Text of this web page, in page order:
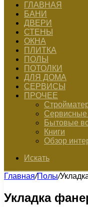
ГЛАВНАЯ
БАНИ
ДВЕРИ
СТЕНЫ
ОКНА
ПЛИТКА
ПОЛЫ
ПОТОЛКИ
ДЛЯ ДОМА
СЕРВИСЫ
ПРОЧЕЕ
Бытовые
Книги
Обзор
Искать
Главная/Полы/
Укладка